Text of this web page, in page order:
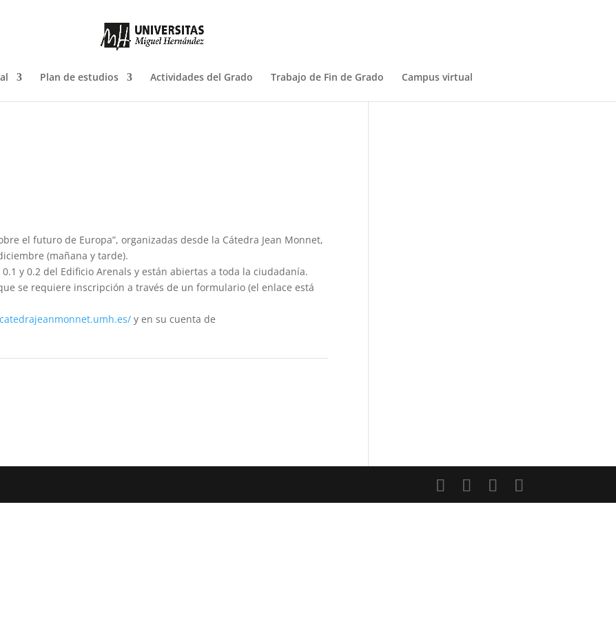
Plan de estudios Actividades del Grado Trabajo de Fin de Grado Campus virtual
el futuro de Europa”, organizadas desde la Cátedra Jean Monnet,
(mañana y tarde).
y 0.2 del Edificio Arenals y están abiertas a toda la ciudadanía.
se requiere inscripción a través de un formulario (el enlace está
y en su cuenta de